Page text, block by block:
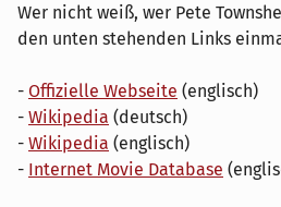
Wer nicht weiß, wer Pete
den unten stehenden Links
- Offizielle Webseite (englisch)
- Wikipedia (deutsch)
- Wikipedia (englisch)
- Internet Movie Database